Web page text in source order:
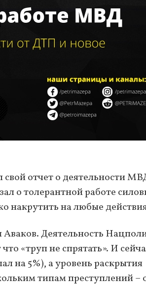
отчет о деятельности
о толерантной работе
накрутить на любые
Аваков. Деятельность
«труп не спрятать». И
на 5%), а уровень раскрытия
типам преступлений –